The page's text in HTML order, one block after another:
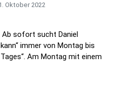
Oktober 2022
Ab sofort sucht Daniel
immer von Montag bis
Am Montag mit einem